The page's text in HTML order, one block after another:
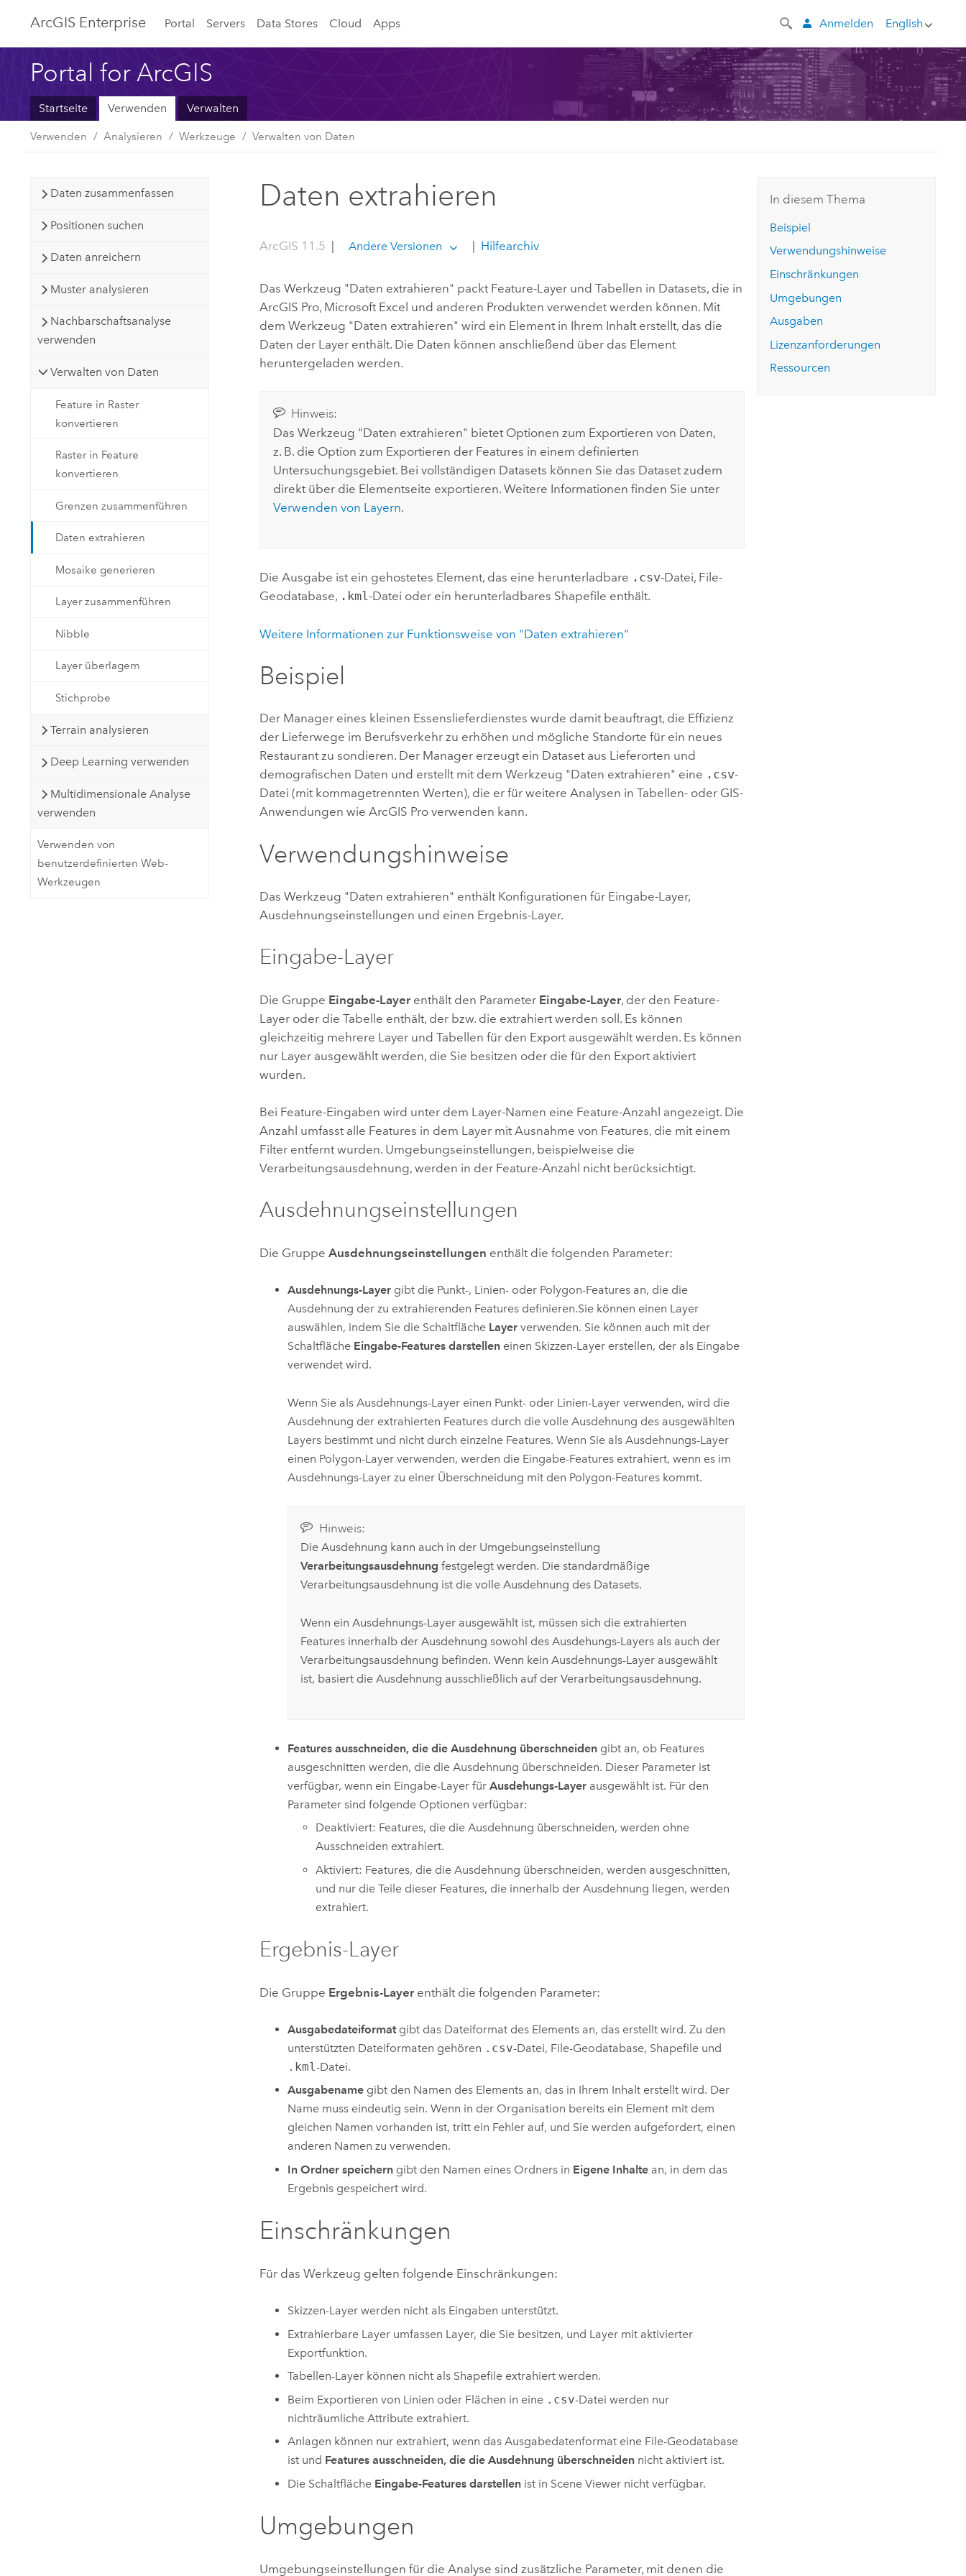
ArcGIS Enterprise Portal Servers Data Stores Cloud Apps English
Anmelden
Portal for ArcGIS
Startseite Verwenden Verwalten
Verwenden Analysieren Werkzeuge Verwalten von Daten
Daten zusammenfassen
Positionen suchen
Daten anreichern
Muster analysieren
Nachbarschaftsanalyse
verwenden
Verwalten von Daten
Feature in Raster
konvertieren
Raster in Feature
konvertieren
Grenzen zusammenführen
Daten extrahieren
Mosaike generieren
Layer zusammenführen
Nibble
Layer überlagern
Stichprobe
Terrain analysieren
Deep Learning verwenden
Multidimensionale Analyse
verwenden
Verwenden von
benutzerdefinierten Web-
Werkzeugen
Daten extrahieren
ArcGIS 11.5 | Andere Versionen | Hilfearchiv
Das Werkzeug "Daten extrahieren" packt Feature-Layer und Tabellen in Datasets, die in
ArcGIS Pro, Microsoft Excel und anderen Produkten verwendet werden können. Mit
dem Werkzeug "Daten extrahieren" wird ein Element in Ihrem Inhalt erstellt, das die
Daten der Layer enthält. Die Daten können anschließend über das Element
heruntergeladen werden.
Hinweis:
Das Werkzeug "Daten extrahieren" bietet Optionen zum Exportieren von Daten,
z. B. die Option zum Exportieren der Features in einem definierten
Untersuchungsgebiet. Bei vollständigen Datasets können Sie das Dataset zudem
direkt über die Elementseite exportieren. Weitere Informationen finden Sie unter
Verwenden von Layern.
Die Ausgabe ist ein gehostetes Element, das eine herunterladbare .csv-Datei, File-
Geodatabase, .kml-Datei oder ein herunterladbares Shapefile enthält.
Weitere Informationen zur Funktionsweise von "Daten extrahieren"
Beispiel
Der Manager eines kleinen Essenslieferdienstes wurde damit beauftragt, die Effizienz
der Lieferwege im Berufsverkehr zu erhöhen und mögliche Standorte für ein neues
Restaurant zu sondieren. Der Manager erzeugt ein Dataset aus Lieferorten und
demografischen Daten und erstellt mit dem Werkzeug "Daten extrahieren" eine .csv-
Datei (mit kommagetrennten Werten), die er für weitere Analysen in Tabellen- oder GIS-
Anwendungen wieArcGIS Pro verwenden kann.
Verwendungshinweise
Das Werkzeug "Daten extrahieren" enthält Konfigurationen für Eingabe-Layer,
Ausdehnungseinstellungen und einen Ergebnis-Layer.
Eingabe-Layer
Die Gruppe Eingabe-Layer enthält den Parameter Eingabe-Layer, der den Feature-
Layer oder die Tabelle enthält, der bzw. die extrahiert werden soll. Es können
gleichzeitig mehrere Layer und Tabellen für den Export ausgewählt werden. Es können
nur Layer ausgewählt werden, die Sie besitzen oder die für den Export aktiviert
wurden.
Bei Feature-Eingaben wird unter dem Layer-Namen eine Feature-Anzahl angezeigt. Die
Anzahl umfasst alle Features in dem Layer mit Ausnahme von Features, die mit einem
Filter entfernt wurden. Umgebungseinstellungen, beispielweise die
Verarbeitungsausdehnung, werden in der Feature-Anzahl nicht berücksichtigt.
Ausdehnungseinstellungen
Die GruppeAusdehnungseinstellungen enthält die folgenden Parameter:
Ausdehnungs-Layergibt die Punkt-, Linien- oder Polygon-Features an, die die
Ausdehnung der zu extrahierenden Features definieren.Sie können einen Layer
auswählen, indem Sie die Schaltfläche Layerverwenden. Sie können auch mit der
Schaltfläche Eingabe-Features darstelleneinen Skizzen-Layer erstellen, der als Eingabe
verwendet wird.
Wenn Sie als Ausdehnungs-Layer einen Punkt- oder Linien-Layer verwenden, wird die
Ausdehnung der extrahierten Features durch die volle Ausdehnung des ausgewählten
Layers bestimmt und nicht durch einzelne Features. Wenn Sie als Ausdehnungs-Layer
einen Polygon-Layer verwenden, werden die Eingabe-Features extrahiert, wenn es im
Ausdehnungs-Layer zu einer Überschneidung mit den Polygon-Features kommt.
Hinweis:
Die Ausdehnung kann auch in der Umgebungseinstellung
Verarbeitungsausdehnung festgelegt werden. Die standardmäßige
Verarbeitungsausdehnung ist die volle Ausdehnung des Datasets.
Wenn ein Ausdehnungs-Layer ausgewählt ist, müssen sich die extrahierten
Features innerhalb der Ausdehnung sowohl des Ausdehungs-Layers als auch der
Verarbeitungsausdehnung befinden. Wenn kein Ausdehnungs-Layer ausgewählt
ist, basiert die Ausdehnung ausschließlich auf der Verarbeitungsausdehnung.
Features ausschneiden, die die Ausdehnung überschneidengibt an, ob Features
ausgeschnitten werden, die die Ausdehnung überschneiden. Dieser Parameter ist
verfügbar, wenn ein Eingabe-Layer für Ausdehungs-Layerausgewählt ist. Für den
Parameter sind folgende Optionen verfügbar:
Deaktiviert: Features, die die Ausdehnung überschneiden, werden ohne
Ausschneiden extrahiert.
Aktiviert: Features, die die Ausdehnung überschneiden, werden ausgeschnitten,
und nur die Teile dieser Features, die innerhalb der Ausdehnung liegen, werden
extrahiert.
Ergebnis-Layer
Die Gruppe Ergebnis-Layer enthält die folgenden Parameter:
Ausgabedateiformatgibt das Dateiformat des Elements an, das erstellt wird. Zu den
unterstützten Dateiformaten gehören .csv-Datei, File-Geodatabase, Shapefile und
.kml-Datei.
Ausgabenamegibt den Namen des Elements an, das in Ihrem Inhalt erstellt wird. Der
Name muss eindeutig sein. Wenn in der Organisation bereits ein Element mit dem
gleichen Namen vorhanden ist, tritt ein Fehler auf, und Sie werden aufgefordert, einen
anderen Namen zu verwenden.
In Ordner speicherngibt den Namen eines Ordners in Eigene Inhaltean, in dem das
Ergebnis gespeichert wird.
Einschränkungen
Für das Werkzeug gelten folgende Einschränkungen:
Skizzen-Layer werden nicht als Eingaben unterstützt.
Extrahierbare Layer umfassen Layer, die Sie besitzen, und Layer mit aktivierter
Exportfunktion.
Tabellen-Layer können nicht als Shapefile extrahiert werden.
Beim Exportieren von Linien oder Flächen in eine .csv-Datei werden nur
nichträumliche Attribute extrahiert.
Anlagen können nur extrahiert, wenn das Ausgabedatenformat eine File-Geodatabase
ist und Features ausschneiden, die die Ausdehnung überschneidennicht aktiviert ist.
Die Schaltfläche Eingabe-Features darstellenist in Scene Viewernicht verfügbar.
Umgebungen
Umgebungseinstellungen für die Analyse sind zusätzliche Parameter, mit denen die
In diesem Thema
Beispiel
Verwendungshinweise
Einschränkungen
Umgebungen
Ausgaben
Lizenzanforderungen
Ressourcen